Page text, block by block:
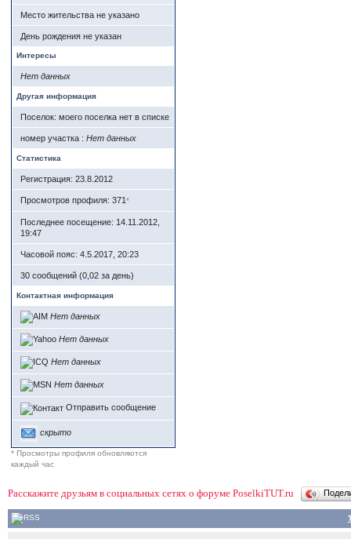
Место жительства не указано
День рождения не указан
Интересы
Нет данных
Другая информация
Поселок: моего поселка нет в списке
номер участка : Нет данных
Статистика
Регистрация: 23.8.2012
Просмотров профиля: 371*
Последнее посещение: 14.11.2012,
19:47
Часовой пояс: 4.5.2017, 20:23
30 сообщений (0,02 за день)
Контактная информация
Нет данных
Нет данных
Нет данных
Нет данных
Отправить сообщение
скрыто
* Просмотры профиля обновляются
каждый час
Расскажите друзьям в социальных сетях о форуме PoselkiTUT.ru